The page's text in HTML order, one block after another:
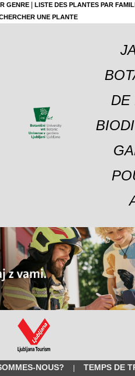
GENRE|
LISTE DES PLANTES PAR
UNE PLANTE
DE
NOUS? |
TEMPS DE